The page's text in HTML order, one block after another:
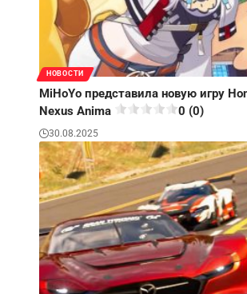
НОВОСТИ
MiHoYo представила новую игру
Nexus Anima
0 (0)
30.08.2025